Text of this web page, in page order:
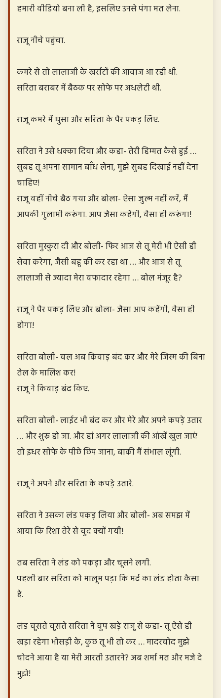
हमारी वीडियो बना ली है, इसलिए उनसे पंगा मत लेना.
राजू नीचे पहुंचा.
कमरे से तो लालाजी के खर्राटों की आवाज आ रही थी.
सरिता बराबर में बैठक पर सोफे पर अधलेटी थी.
राजू कमरे में घुसा और सरिता के पैर पकड़ लिए.
सरिता ने उसे धक्का दिया और कहा- तेरी हिम्मत कैसे हुई …
सुबह तू अपना सामान बाँध लेना, मुझे सुबह दिखाई नहीं देना
चाहिए!
राजू वहीं नीचे बैठ गया और बोला- ऐसा जुल्म नहीं करें, मैं
आपकी गुलामी करूंगा. आप जैसा कहेंगी, वैसा ही करूंगा!
सरिता मुस्कुरा दी और बोली- फिर आज से तू मेरी भी ऐसी ही
सेवा करेगा, जैसी बहू की कर रहा था … और आज से तू
लालाजी से ज्यादा मेरा वफादार रहेगा … बोल मंजूर है?
राजू ने पैर पकड़ लिए और बोला- जैसा आप कहेंगी, वैसा ही
होगा!
सरिता बोली- चल अब किवाड़ बंद कर और मेरे जिस्म की बिना
तेल के मालिश कर!
राजू ने किवाड़ बंद किए.
सरिता बोली- लाईट भी बंद कर और मेरे और अपने कपड़े उतार
… और शुरू हो जा. और हां अगर लालाजी की आंखें खुल जाएं
तो इधर सोफे के पीछे छिप जाना, बाकी मैं संभाल लूंगी.
राजू ने अपने और सरिता के कपड़े उतारे.
सरिता ने उसका लंड पकड़ लिया और बोली- अब समझ में
आया कि रिशा तेरे से चुद क्यों गयी!
तब सरिता ने लंड को पकड़ा और चूसने लगी.
पहली बार सरिता को मालूम पड़ा कि मर्द का लंड होता कैसा
है.
लंड चूसते चूसते सरिता ने चुप खड़े राजू से कहा- तू ऐसे ही
खड़ा रहेगा भोसड़ी के, कुछ तू भी तो कर … मादरचोद मुझे
चोदने आया है या मेरी आरती उतारने? अब शर्मा मत और मजे दे
मुझे!